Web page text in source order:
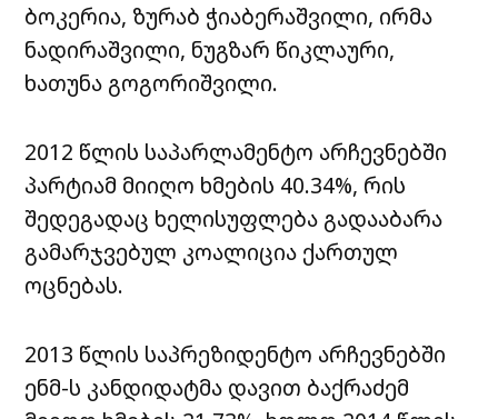
ბოკერია, ზურაბ ჭიაბერაშვილი, ირმა
ნადირაშვილი, ნუგზარ წიკლაური,
ხათუნა გოგორიშვილი.
2012 წლის საპარლამენტო არჩევნებში
პარტიამ მიიღო ხმების 40.34%, რის
შედეგადაც ხელისუფლება გადააბარა
გამარჯვებულ კოალიცია ქართულ
ოცნებას.
2013 წლის საპრეზიდენტო არჩევნებში
ენმ-ს კანდიდატმა დავით ბაქრაძემ